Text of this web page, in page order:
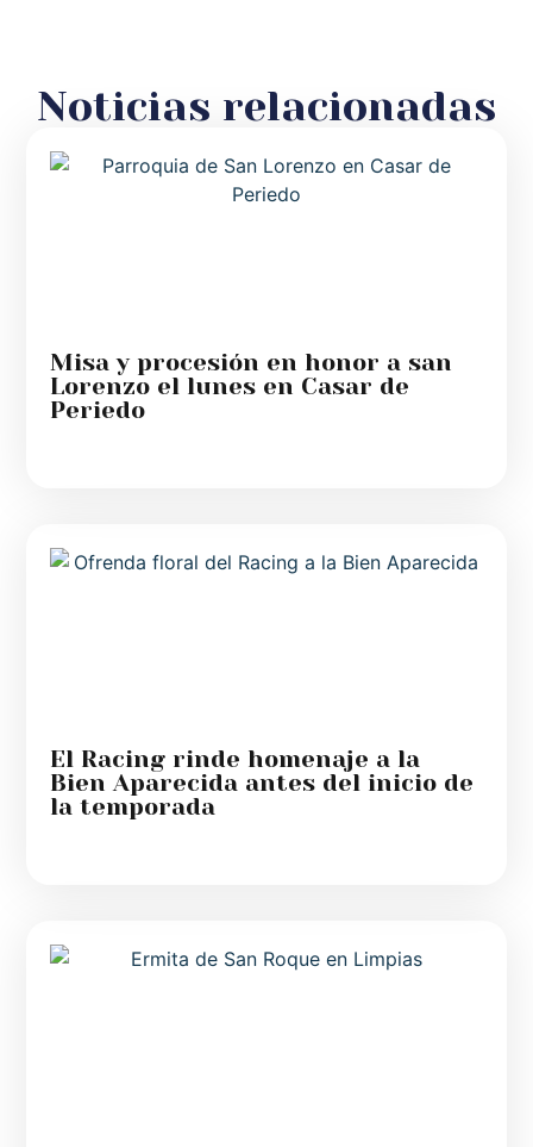
Noticias relacionadas
Misa y procesión en honor a san
Lorenzo el lunes en Casar de
Periedo
El Racing rinde homenaje a la
Bien Aparecida antes del inicio de
la temporada